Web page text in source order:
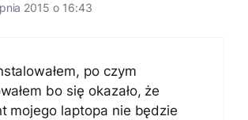
2015 o 16:43
po czym
bo się okazało, że
mojego laptopa nie będzie